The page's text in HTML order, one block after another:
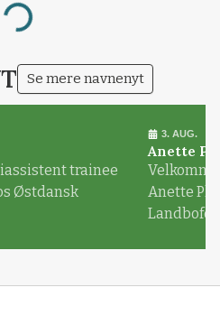
Se mere navnenyt
trainee
Østdansk
3. AUG.
Anette
Anette